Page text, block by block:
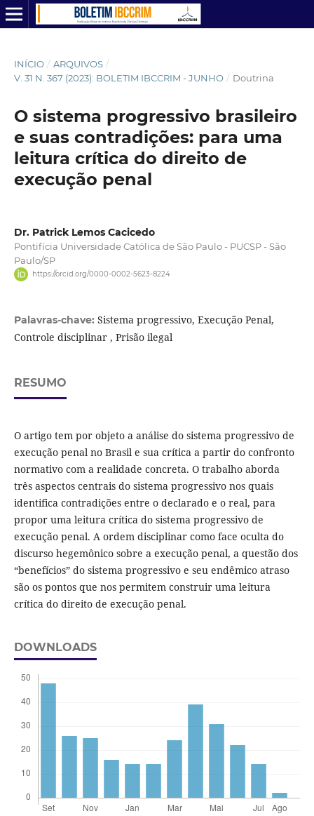
INÍCIO / ARQUIVOS /
V. 31 N. 367 (2023): BOLETIM IBCCRIM - JUNHO / Doutrina
O sistema progressivo brasileiro
e suas contradições: para uma
leitura crítica do direito de
execução penal
Dr. Patrick Lemos Cacicedo
Pontifícia Universidade Católica de São Paulo - PUCSP - São
Paulo/SP
https://orcid.org/0000-0002-5623-8224
Palavras-chave: Sistema progressivo, Execução Penal,
Controle disciplinar , Prisão ilegal
RESUMO
O artigo tem por objeto a análise do sistema progressivo de
execução penal no Brasil e sua crítica a partir do confronto
normativo com a realidade concreta. O trabalho aborda
três aspectos centrais do sistema progressivo nos quais
identifica contradições entre o declarado e o real, para
propor uma leitura crítica do sistema progressivo de
execução penal. A ordem disciplinar como face oculta do
discurso hegemônico sobre a execução penal, a questão dos
“benefícios” do sistema progressivo e seu endêmico atraso
são os pontos que nos permitem construir uma leitura
crítica do direito de execução penal.
DOWNLOADS